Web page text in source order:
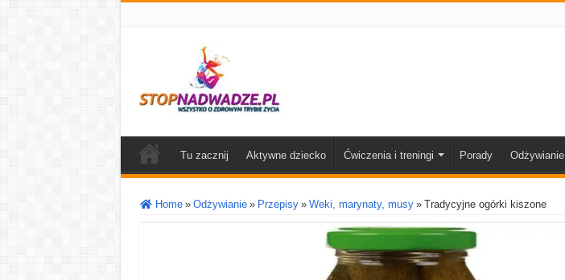
Tu zacznij Aktywne dziecko Ćwiczenia i treningi Porady Odżywianie
Home » Odżywianie » Przepisy » Weki, marynaty, musy » Tradycyjne ogórki kiszone